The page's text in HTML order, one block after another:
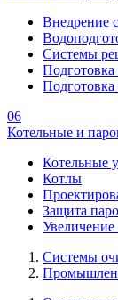
Внедрение
Системы
06
Котельные и
Котельные
Котлы
Защита
Увеличение
Системы